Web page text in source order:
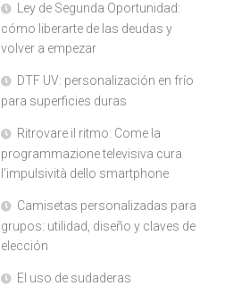
Ley de Segunda Oportunidad:
cómo liberarte de las deudas y
volver a empezar
DTF UV: personalización en frío
para superficies duras
Ritrovare il ritmo: Come la
programmazione televisiva cura
l’impulsività dello smartphone
Camisetas personalizadas para
grupos: utilidad, diseño y claves de
elección
El uso de sudaderas